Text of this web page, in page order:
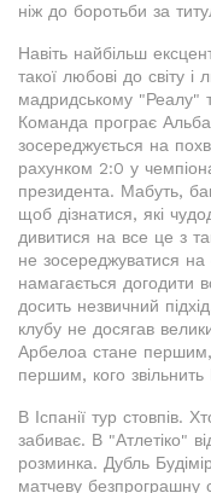
ніж до боротьби за
Навіть найбільш
такої любові до світу
мадридському "Реалу"
Команда програє
зосереджується на
рахунком 2:0 у
президента. Мабуть,
щоб дізнатися, які
дивитися на все це з
не зосереджуватися
намагається догодити
досить незвичний
клубу не досягав
Арбелоа стане
першим, кого
В Іспанії тур стовпів.
забиває. В "Атлетіко"
розминка. Дубль
матчеву безпрограшну